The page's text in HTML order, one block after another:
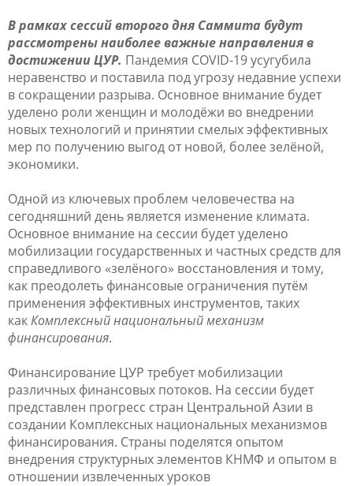
В рамках сессий второго дня Саммита будут
рассмотрены наиболее важные направления в
достижении ЦУР. Пандемия COVID-19 усугубила
неравенство и поставила под угрозу недавние успехи
в сокращении разрыва. Основное внимание будет
уделено роли женщин и молодёжи во внедрении
новых технологий и принятии смелых эффективных
мер по получению выгод от новой, более зелёной,
экономики.
Одной из ключевых проблем человечества на
сегодняшний день является изменение климата.
Основное внимание на сессии будет уделено
мобилизации государственных и частных средств для
справедливого «зелёного» восстановления и тому,
как преодолеть финансовые ограничения путём
применения эффективных инструментов, таких
какКомплексный национальный механизм
финансирования.
Финансирование ЦУР требует мобилизации
различных финансовых потоков. На сессии будет
представлен прогресс стран Центральной Азии в
создании Комплексных национальных механизмов
финансирования. Страны поделятся опытом
внедрения структурных элементов КНМФ и опытом в
отношении извлеченных уроков